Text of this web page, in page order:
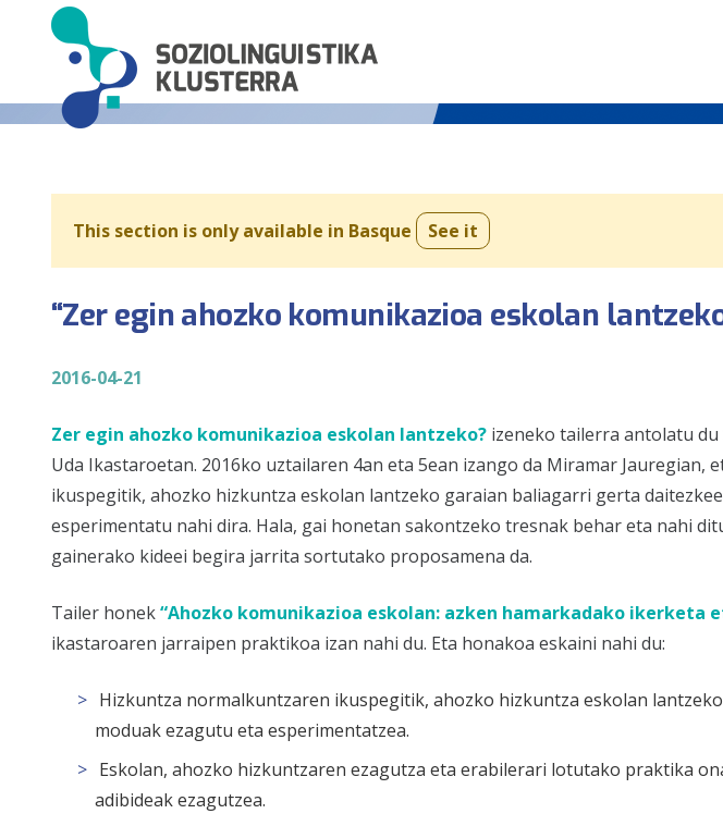
This section is only available in Basque See it
“Zer egin ahozko komunikazioa eskolan
2016-04-21
Zer egin ahozko komunikazioa eskolan lantzeko? izeneko tailerra antolatu du
Uda Ikastaroetan. 2016ko uztailaren 4an eta 5ean izango da Miramar
ikuspegitik, ahozko hizkuntza eskolan lantzeko garaian baliagarri gerta
esperimentatu nahi dira. Hala, gai honetan sakontzeko tresnak behar eta nahi
gainerako kideei begira jarrita sortutako proposamena da.
Tailer honek“Ahozko komunikazioa eskolan: azken hamarkadako ikerketa
ikastaroaren jarraipen praktikoa izan nahi du. Eta honakoa eskaini nahi du:
Hizkuntza normalkuntzaren ikuspegitik, ahozko hizkuntza eskolan
moduak ezagutu eta esperimentatzea.
Eskolan, ahozko hizkuntzaren ezagutza eta erabilerari lotutako praktika
adibideak ezagutzea.